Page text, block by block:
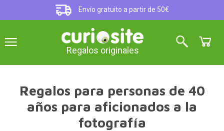
Envío gratuito a partir de 50€
Regalos originales
Regalos para personas de 40
años para aficionados a la
fotografía